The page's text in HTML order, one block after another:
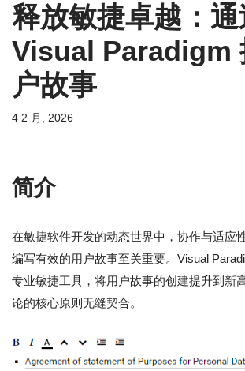
释放敏捷卓越：
Visual Paradigm
户故事
4 2 月, 2026
简介
在敏捷软件开发的动态世界中，协作与适应
编写有效的用户故事至关重要。Visual
专业敏捷工具，将用户故事的创建提升到新
论的核心原则无缝契合。